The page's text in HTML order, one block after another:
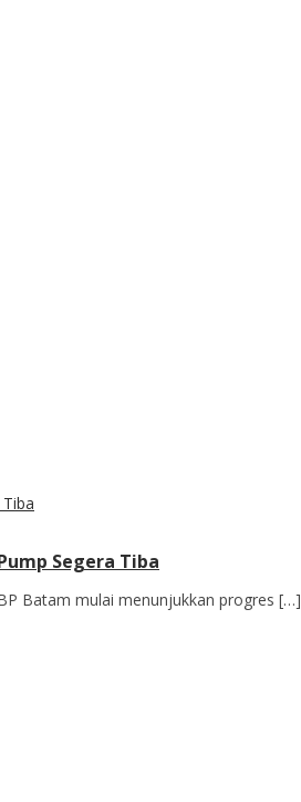
Segera Tiba
Batam mulai menunjukkan progres […]